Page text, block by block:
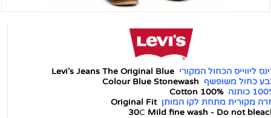
ליווייס הכחול המקורי Levi's Jeans The Original Blue
כחול משופשף
Colour Blue Stonewash
כותנה
Cotton 100%
מקורית מתחת לקו המותןOriginal Fit
30C Mild fine wash - Do not